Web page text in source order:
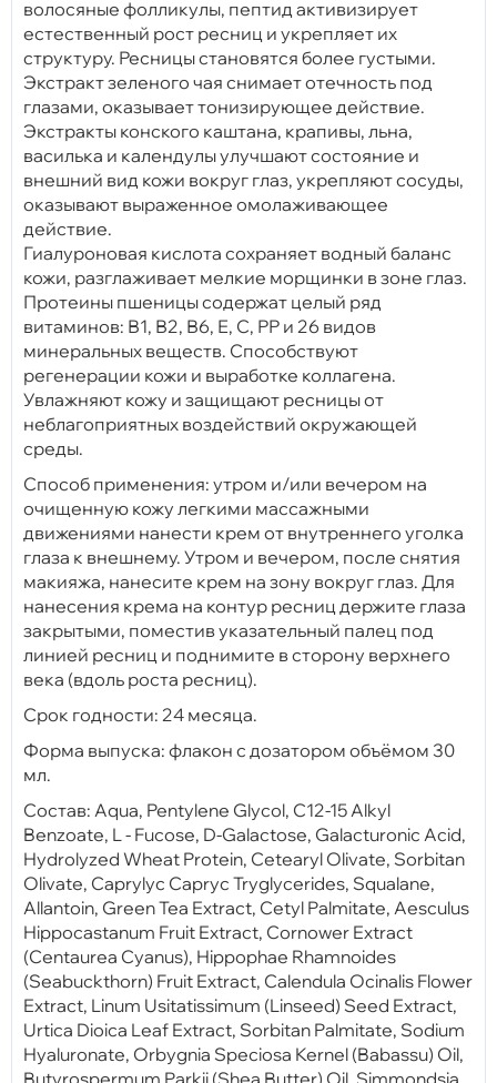
волосяные фолликулы, пептид активизирует
естественный рост ресниц и укрепляет их
структуру. Ресницы становятся более густыми.
Экстракт зеленого чая снимает отечность под
глазами, оказывает тонизирующее действие.
Экстракты конского каштана, крапивы, льна,
василька и календулы улучшают состояние и
внешний вид кожи вокруг глаз, укрепляют сосуды,
оказывают выраженное омолаживающее
действие.
Гиалуроновая кислота сохраняет водный баланс
кожи, разглаживает мелкие морщинки в зоне глаз.
Протеины пшеницы содержат целый ряд
витаминов: В1, В2, В6, Е, С, РР и 26 видов
минеральных веществ. Способствуют
регенерации кожи и выработке коллагена.
Увлажняют кожу и защищают ресницы от
неблагоприятных воздействий окружающей
среды.
Способ применения: утром и/или вечером на
очищенную кожу легкими массажными
движениями нанести крем от внутреннего уголка
глаза к внешнему. Утром и вечером, после снятия
макияжа, нанесите крем на зону вокруг глаз. Для
нанесения крема на контур ресниц держите глаза
закрытыми, поместив указательный палец под
линией ресниц и поднимите в сторону верхнего
века (вдоль роста ресниц).
Срок годности: 24 месяца.
Форма выпуска: флакон с дозатором объёмом 30
мл.
Состав: Aqua, Pentylene Glycol, C12-15 Alkyl
Benzoate, L - Fucose, D-Galactose, Galacturonic Acid,
Hydrolyzed Wheat Protein, Cetearyl Olivate, Sorbitan
Olivate, Caprylyc Capryc Tryglycerides, Squalane,
Allantoin, Green Tea Extract, Cetyl Palmitate, Аesculus
Hippocastanum Fruit Extract, Cornower Extract
(Centaurea Cyanus), Hippophae Rhamnoides
(Seabuckthorn) Fruit Extract, Calendula Ocinalis Flower
Extract, Linum Usitatissimum (Linseed) Seed Extract,
Urtica Dioica Leaf Extract, Sorbitan Palmitate, Sodium
Hyaluronate, Orbygnia Speciosa Kernel (Babassu) Oil,
Butyrospermum Parkii (Shea Butter) Oil, Simmondsia